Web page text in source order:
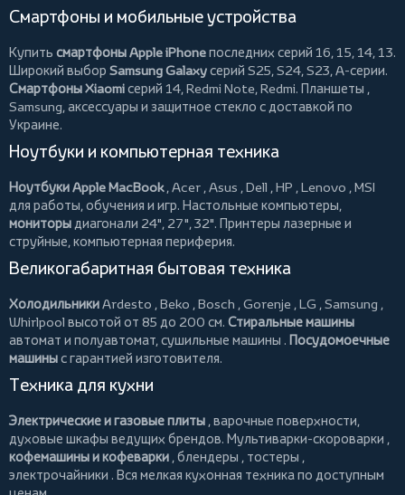
Смартфоны и мобильные устройства
Купить смартфоны Apple iPhoneпоследних серий 16, 15, 14, 13.
Широкий выбор Samsung Galaxyсерий S25, S24, S23, A-серии.
Смартфоны Xiaomiсерий 14, Redmi Note, Redmi. Планшеты ,
Samsung, аксессуары и защитное стекло с доставкой по
Украине.
Ноутбуки и компьютерная техника
Ноутбуки Apple MacBook,Acer ,Asus ,Dell ,HP ,Lenovo ,MSI
для работы, обучения и игр. Настольные компьютеры,
мониторыдиагонали 24", 27", 32". Принтеры лазерные и
струйные, компьютерная периферия.
Великогабаритная бытовая техника
ХолодильникиArdesto ,Beko ,Bosch ,Gorenje ,LG ,Samsung ,
Whirlpool высотой от 85 до 200 см. Стиральные машины
автомат и полуавтомат,сушильные машины . Посудомоечные
машиныс гарантией изготовителя.
Техника для кухни
Электрические и газовые плиты , варочные поверхности,
духовые шкафы ведущих брендов. Мультиварки-скороварки ,
кофемашины и кофеварки ,блендеры , тостеры ,
электрочайники . Вся мелкая кухонная техника по доступным